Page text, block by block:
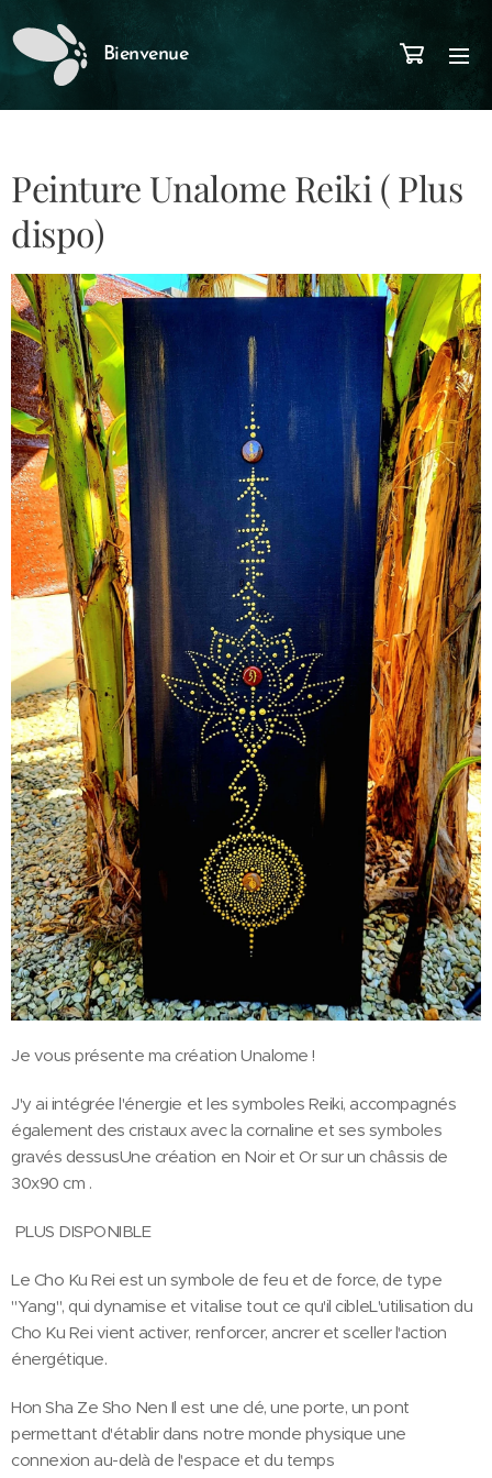
Bienvenue
Peinture Unalome Reiki ( Plus
dispo)
Je vous présente ma création Unalome !
J'y ai intégrée l'énergie et les symboles Reiki, accompagnés
également des cristaux avec la cornaline et ses symboles
gravés dessusUne création en Noir et Or sur un châssis de
30x90 cm .
PLUS DISPONIBLE
Le Cho Ku Rei est un symbole de feu et de force, de type
"Yang", qui dynamise et vitalise tout ce qu'il cibleL'utilisation du
Cho Ku Rei vient activer, renforcer, ancrer et sceller l'action
énergétique.
Hon Sha Ze Sho Nen Il est une clé, une porte, un pont
permettant d'établir dans notre monde physique une
connexion au-delà de l'espace et du temps